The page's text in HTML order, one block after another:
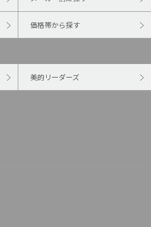
価格帯から探す
美的リーダーズ